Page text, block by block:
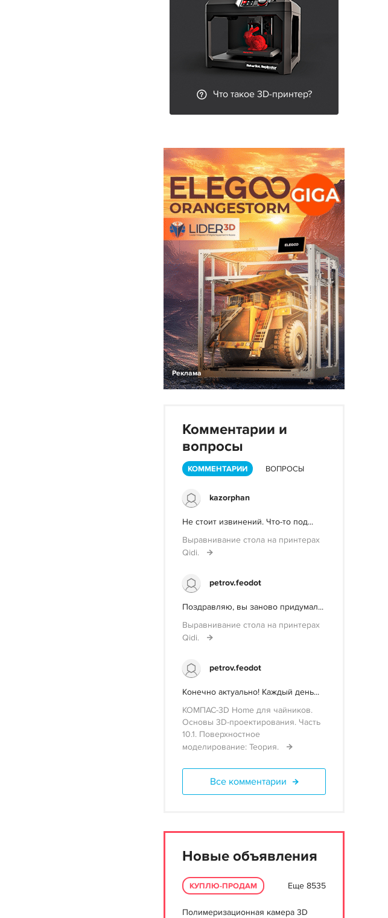
Что такое 3D-принтер?
Реклама
Комментарии и
вопросы
КОММЕНТАРИИ ВОПРОСЫ
kazorphan
Не стоит извинений. Что-то под...
Выравнивание стола на принтерах
Qidi.
petrov.feodot
Поздравляю, вы заново придумал...
Выравнивание стола на принтерах
Qidi.
petrov.feodot
Конечно актуально! Каждый день...
КОМПАС-3D Home для чайников.
Основы 3D-проектирования. Часть
10.1. Поверхностное
моделирование: Теория.
Все комментарии
Новые объявления
КУПЛЮ-ПРОДАМ Еще 8535
Полимеризационная камера 3D